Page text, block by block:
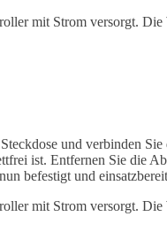
mit Strom versorgt.
und verbinden
ist. Entfernen Sie die
befestigt und
mit Strom versorgt.